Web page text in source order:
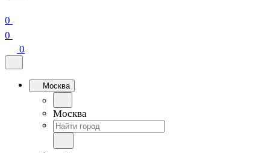
0
0
0
Москва
Москва